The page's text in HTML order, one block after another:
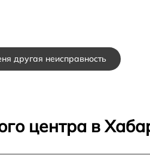
другая неисправность
центра в